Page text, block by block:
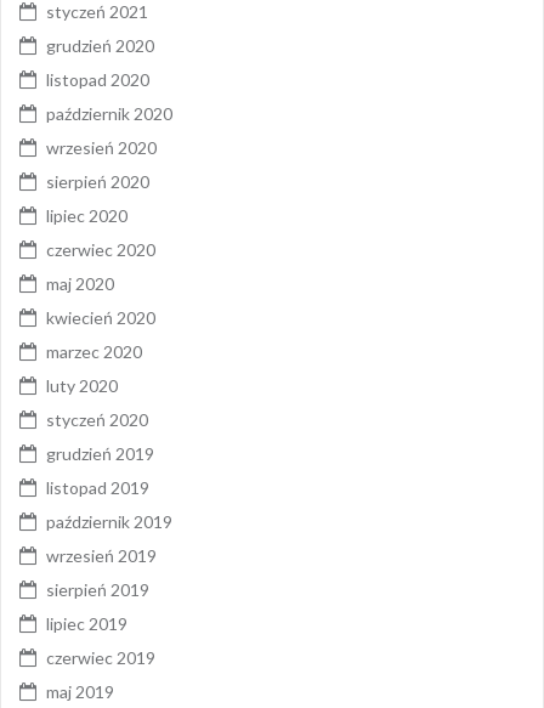
styczeń 2021
grudzień 2020
listopad 2020
październik 2020
wrzesień 2020
sierpień 2020
lipiec 2020
czerwiec 2020
maj 2020
kwiecień 2020
marzec 2020
luty 2020
styczeń 2020
grudzień 2019
listopad 2019
październik 2019
wrzesień 2019
sierpień 2019
lipiec 2019
czerwiec 2019
maj 2019